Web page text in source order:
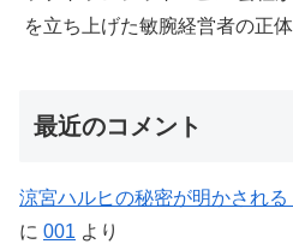
を立ち上げた敏腕経営者の正
最近のコメント
涼宮ハルヒの秘密が明かされ
に 001 より